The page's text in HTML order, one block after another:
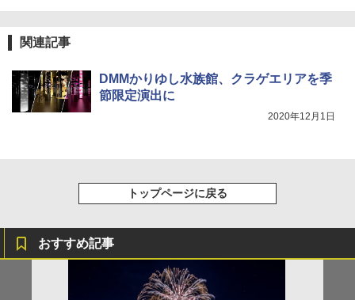
￥9,990
ATCW-150B エクルベージュ
ンパクト多機能設計 持ち運び便利 アウトド
ア/オフィス/教育現場/展示会用 緑
保護 日光可読lcd 7種類ノズル付き
関連記事
DMMかりゆし水族館、クラゲエリアを季
節限定演出に
2020年12月1日
トップページに戻る
おすすめ記事